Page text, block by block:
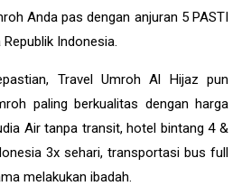
Anda pas dengan anjuran 5 PASTI
Indonesia.
Travel Umroh Al Hijaz pun
paling berkualitas dengan harga
Air tanpa transit, hotel bintang 4 &
3x sehari, transportasi bus full
melakukan ibadah.